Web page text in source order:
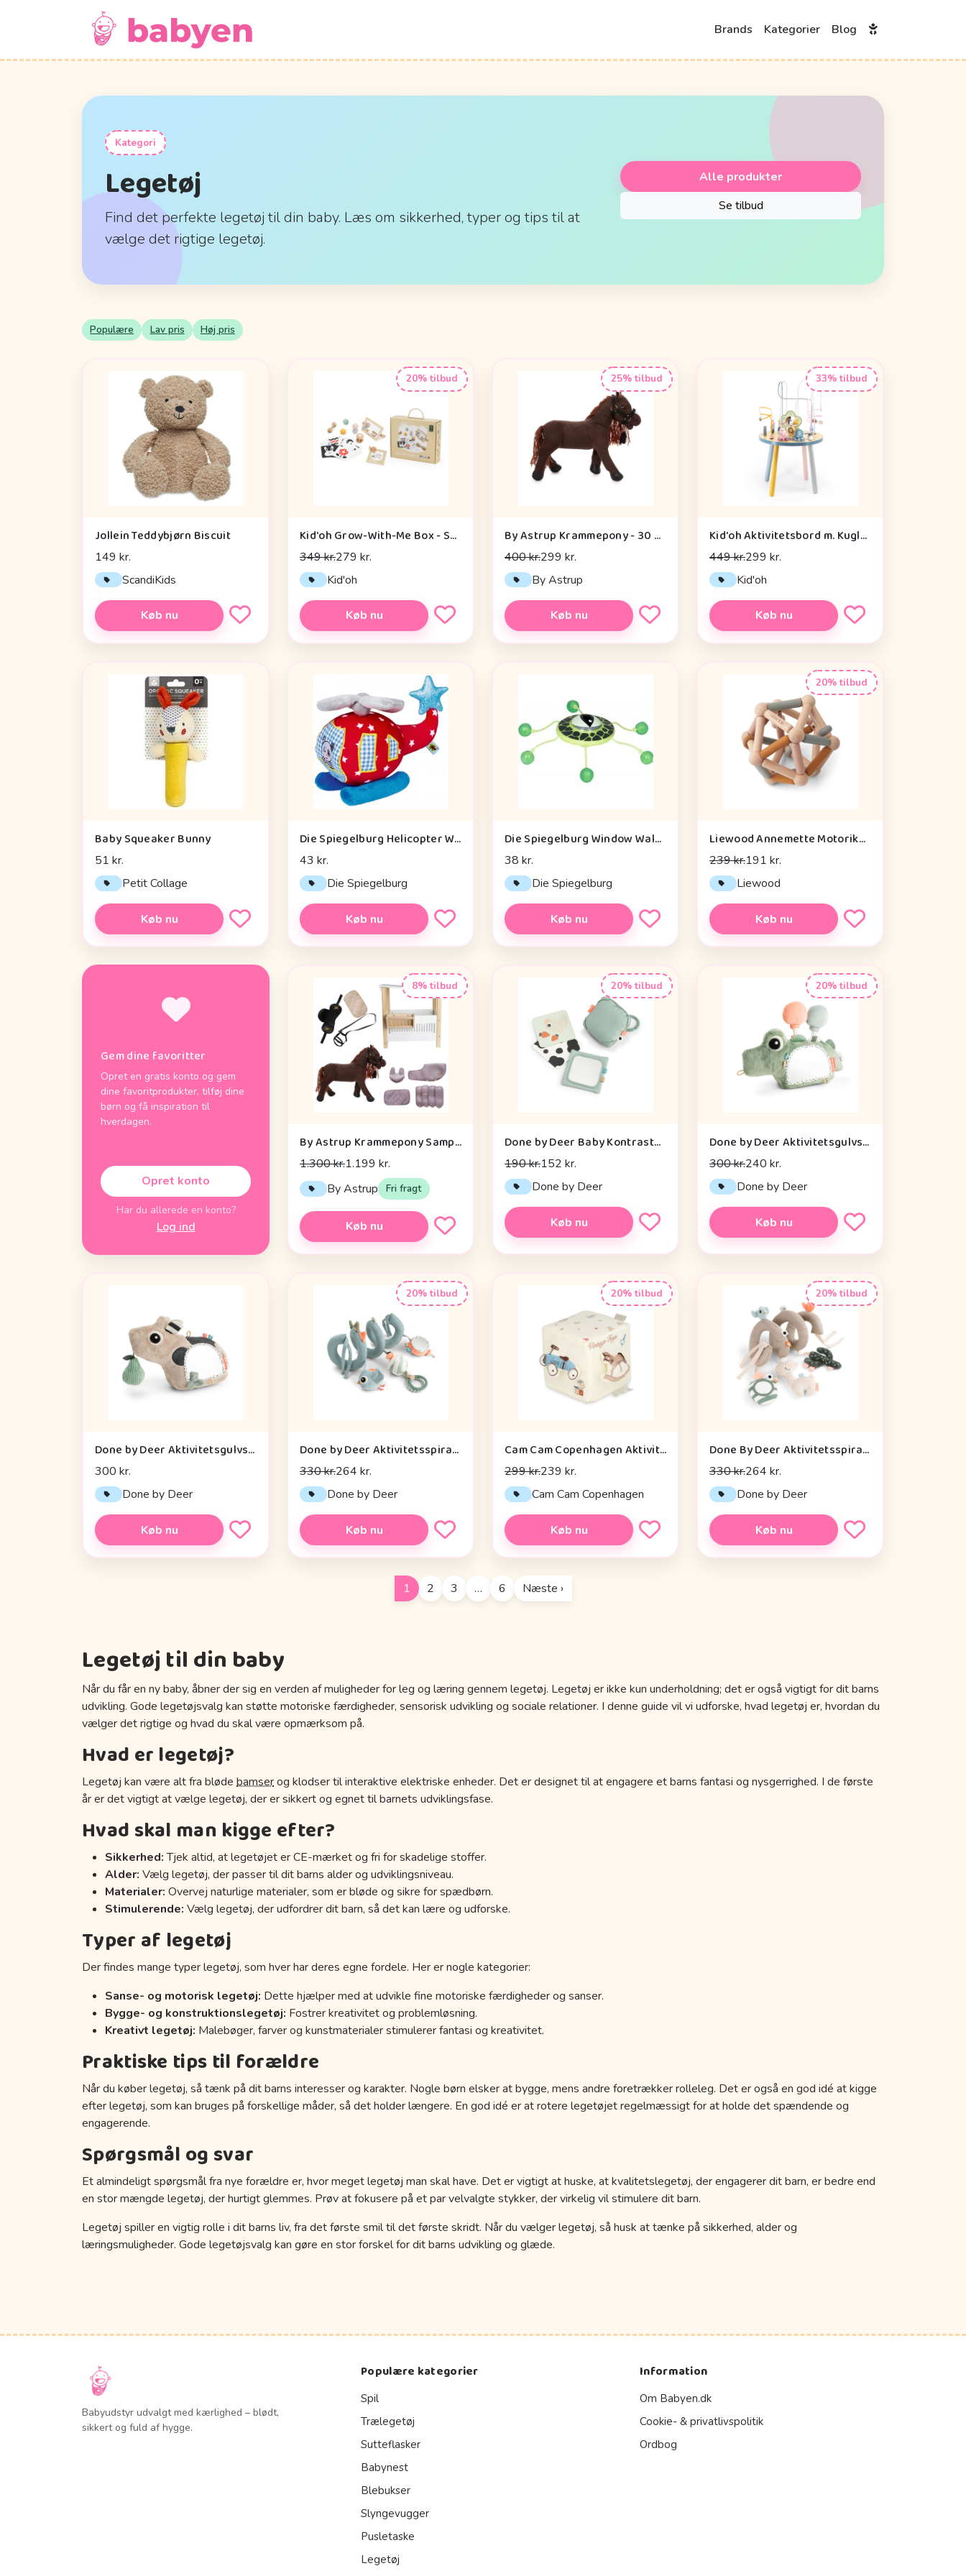
Brands Kategorier Blog
Kategori
Legetøj
Find det perfekte legetøj til din baby. Læs om sikkerhed, typer og tips til at
vælge det rigtige legetøj.
Alle produkter
Se tilbud
Populære Lav pris Høj pris
Jollein Teddybjørn Biscuit
149 kr.
ScandiKids
Køb nu
20% tilbud
Kid'oh Grow-With-Me Box - Sensory Seekers (0-6 mdr.)
349 kr.279 kr.
Kid'oh
Køb nu
25% tilbud
By Astrup Krammepony - 30 cm. - Pixie - Brun
400 kr.299 kr.
By Astrup
Køb nu
33% tilbud
Kid'oh Aktivitetsbord m. Kuglespiraler
449 kr.299 kr.
Kid'oh
Køb nu
Baby Squeaker Bunny
51 kr.
Petit Collage
Køb nu
Die Spiegelburg Helicopter With Vibration Module Baby Charms - Legetøj
43 kr.
Die Spiegelburg
Køb nu
Die Spiegelburg Window Walker Wild+cool - Legetøj
38 kr.
Die Spiegelburg
Køb nu
20% tilbud
Liewood Annemette Motorikbold - Mustard Multi Mix
239 kr.191 kr.
Liewood
Køb nu
Gem dine favoritter
Opret en gratis konto og gem
dine favoritprodukter, tilføj dine
børn og få inspiration til
hverdagen.
Opret konto
Har du allerede en konto?
Log ind
8% tilbud
By Astrup Krammepony Sampak - Pixie - Bundle 2
1.300 kr.1.199 kr.
By Astrup Fri fragt
Køb nu
20% tilbud
Done by Deer Baby Kontrastkortholder - Tiny Farm - Grøn
190 kr.152 kr.
Done by Deer
Køb nu
20% tilbud
Done by Deer Aktivitetsgulvspejl - Croco - Grøn
300 kr.240 kr.
Done by Deer
Køb nu
Done by Deer Aktivitetsgulvspejl - Dotti - Sand
300 kr.
Done by Deer
Køb nu
20% tilbud
Done by Deer Aktivitetsspiral - Celebration - Blå
330 kr.264 kr.
Done by Deer
Køb nu
20% tilbud
Cam Cam Copenhagen Aktivitetsterning - OCS - Vintage Toys
299 kr.239 kr.
Cam Cam Copenhagen
Køb nu
20% tilbud
Done By Deer Aktivitetsspiral - Lalee Sand
330 kr.264 kr.
Done by Deer
Køb nu
1 2 3 … 6 Næste ›
Legetøj til din baby
Når du får en ny baby, åbner der sig en verden af muligheder for leg og læring gennem legetøj. Legetøj er ikke kun underholdning; det er også vigtigt for dit barns
udvikling. Gode legetøjsvalg kan støtte motoriske færdigheder, sensorisk udvikling og sociale relationer. I denne guide vil vi udforske, hvad legetøj er, hvordan du
vælger det rigtige og hvad du skal være opmærksom på.
Hvad er legetøj?
Legetøj kan være alt fra bløde bamserog klodser til interaktive elektriske enheder. Det er designet til at engagere et barns fantasi og nysgerrighed. I de første
år er det vigtigt at vælge legetøj, der er sikkert og egnet til barnets udviklingsfase.
Hvad skal man kigge efter?
Sikkerhed:Tjek altid, at legetøjet er CE-mærket og fri for skadelige stoffer.
Alder: Vælg legetøj, der passer til dit barns alder og udviklingsniveau.
Materialer: Overvej naturlige materialer, som er bløde og sikre for spædbørn.
Stimulerende: Vælg legetøj, der udfordrer dit barn, så det kan lære og udforske.
Typer af legetøj
Der findes mange typer legetøj, som hver har deres egne fordele. Her er nogle kategorier:
Sanse- og motorisk legetøj: Dette hjælper med at udvikle fine motoriske færdigheder og sanser.
Bygge- og konstruktionslegetøj: Fostrer kreativitet og problemløsning.
Kreativt legetøj: Malebøger, farver og kunstmaterialer stimulerer fantasi og kreativitet.
Praktiske tips til forældre
Når du køber legetøj, så tænk på dit barns interesser og karakter. Nogle børn elsker at bygge, mens andre foretrækker rolleleg. Det er også en god idé at kigge
efter legetøj, som kan bruges på forskellige måder, så det holder længere. En god idé er at rotere legetøjet regelmæssigt for at holde det spændende og
engagerende.
Spørgsmål og svar
Et almindeligt spørgsmål fra nye forældre er, hvor meget legetøj man skal have. Det er vigtigt at huske, at kvalitetslegetøj, der engagerer dit barn, er bedre end
en stor mængde legetøj, der hurtigt glemmes. Prøv at fokusere på et par velvalgte stykker, der virkelig vil stimulere dit barn.
Legetøj spiller en vigtig rolle i dit barns liv, fra det første smil til det første skridt. Når du vælger legetøj, så husk at tænke på sikkerhed, alder og
læringsmuligheder. Gode legetøjsvalg kan gøre en stor forskel for dit barns udvikling og glæde.
Babyudstyr udvalgt med kærlighed – blødt,
sikkert og fuld af hygge.
Populære kategorier
Spil
Trælegetøj
Sutteflasker
Babynest
Blebukser
Slyngevugger
Pusletaske
Legetøj
Information
Om Babyen.dk
Cookie- & privatlivspolitik
Ordbog